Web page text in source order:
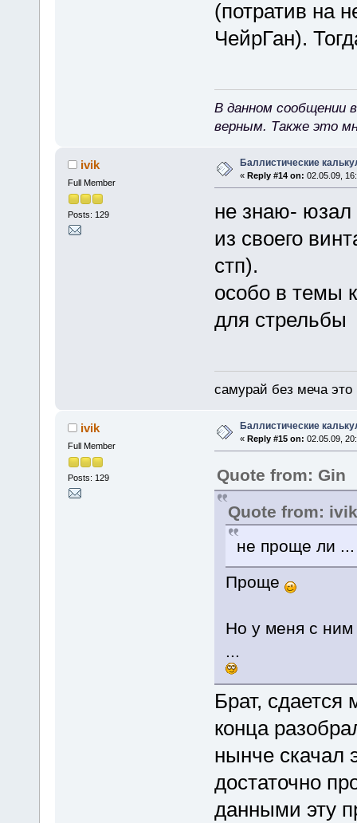
(потратив на
ЧейрГан).
В данном сообщении
верным. Также это
ivik
Full Member
Posts: 129
Баллистические
« Reply #14 on: 02.05.09,
не знаю- юзал
из своего
стп).
особо в темы
для стрельбы
самурай без меча это
ivik
Full Member
Posts: 129
Баллистические
« Reply #15 on: 02.05.09,
Quote from: Gin
Quote from: ivik
не проще ли ...
Проще
Но у меня с
...
Брат, сдается
конца
нынче скачал
достаточно
данными эту